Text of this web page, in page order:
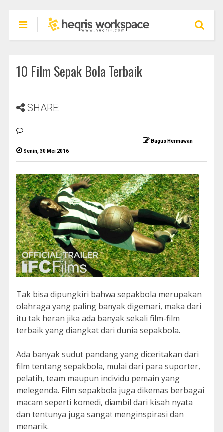
10 Film Sepak Bola Terbaik
SHARE:
Bagus Hermawan
Senin, 30 Mei 2016
Tak bisa dipungkiri bahwa sepakbola merupakan
olahraga yang paling banyak digemari, maka dari
itu tak heran jika ada banyak sekali film-film
terbaik yang diangkat dari dunia sepakbola.
Ada banyak sudut pandang yang diceritakan dari
film tentang sepakbola, mulai dari para suporter,
pelatih, team maupun individu pemain yang
melegenda. Film sepakbola juga dikemas berbagai
macam seperti komedi, diambil dari kisah nyata
dan tentunya juga sangat menginspirasi dan
menarik.